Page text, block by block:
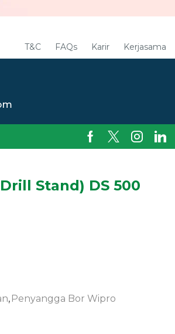
T&C FAQs Karir Kerjasama
Stand) DS 500
, Penyangga Bor Wipro